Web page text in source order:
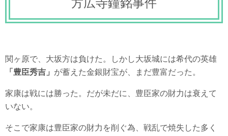
方広寺鐘銘事件
関ヶ原で、大坂方は負けた。しかし大坂城には希代の英雄
「豊臣秀吉」 が蓄えた金銀財宝が、まだ豊富だった。
家康は戦には勝った。だが未だに、豊臣家の財力は衰えて
いない。
そこで家康は豊臣家の財力を削ぐ為、戦乱で焼失した多く